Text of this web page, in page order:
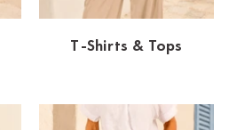
T-Shirts & Tops